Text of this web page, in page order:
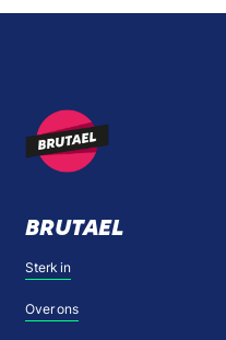
BRUTAEL
Sterk in
Over ons